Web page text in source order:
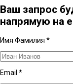
Ваш запрос
напрямую на
Имя Фамилия *
Email *